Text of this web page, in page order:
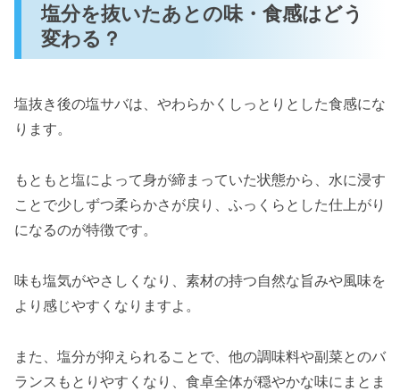
塩分を抜いたあとの味・食感はどう
変わる？
塩抜き後の塩サバは、やわらかくしっとりとした食感にな
ります。
もともと塩によって身が締まっていた状態から、水に浸す
ことで少しずつ柔らかさが戻り、ふっくらとした仕上がり
になるのが特徴です。
味も塩気がやさしくなり、素材の持つ自然な旨みや風味を
より感じやすくなりますよ。
また、塩分が抑えられることで、他の調味料や副菜とのバ
ランスもとりやすくなり、食卓全体が穏やかな味にまとま